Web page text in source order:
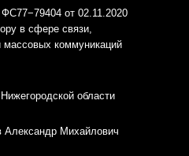
от 02.11.2020
в сфере связи,
коммуникаций
области
Александр Михайлович